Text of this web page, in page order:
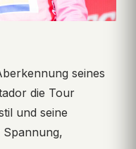
seines
die Tour
und seine